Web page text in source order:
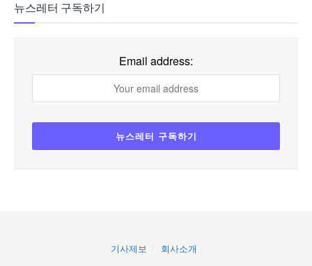
뉴스레터 구독하기
Email address:
기사제보 회사소개